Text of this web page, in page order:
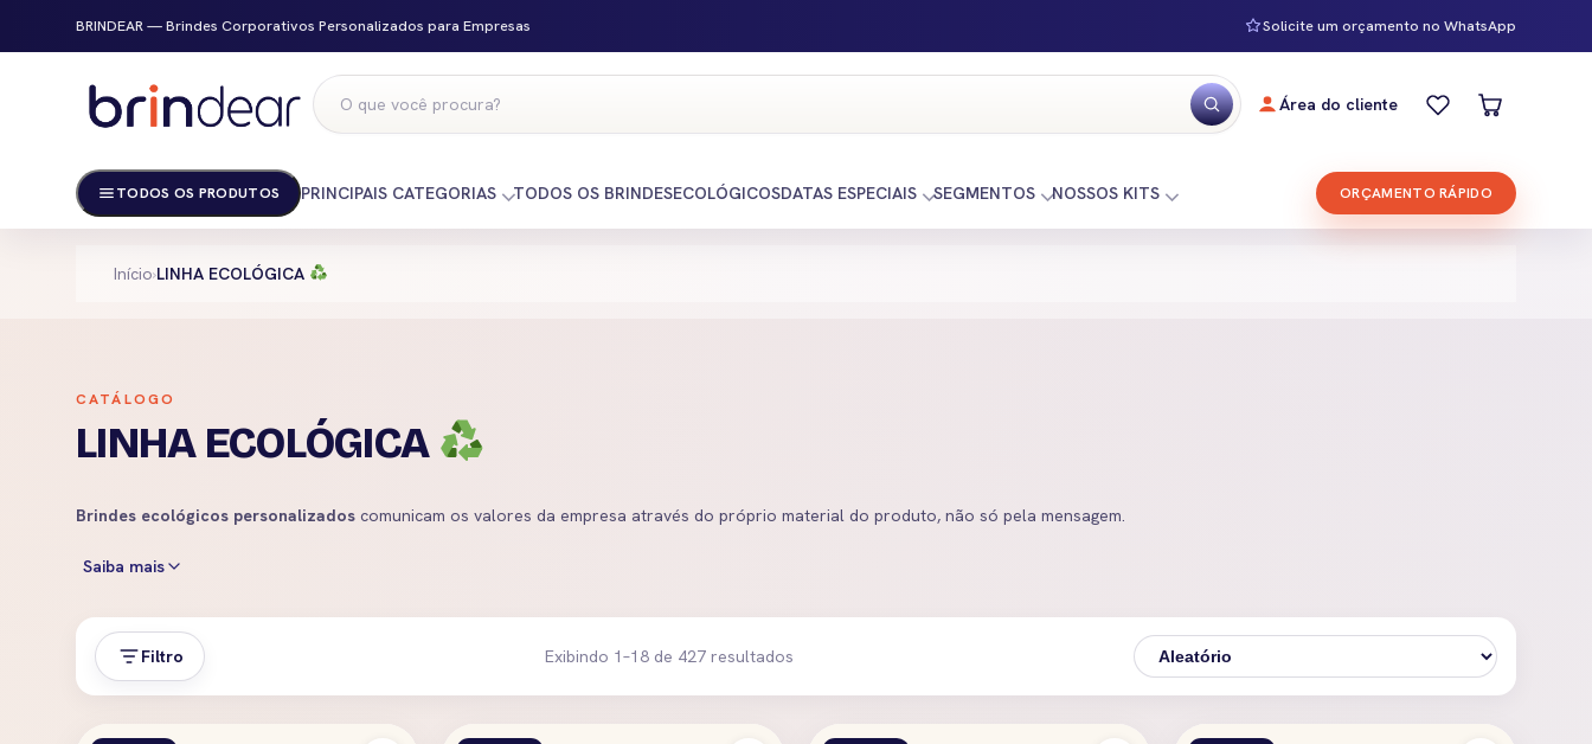
BRINDEAR — Brindes Corporativos Personalizados para Empresas Solicite um orçamento no WhatsApp
Área do cliente
TODOS OS PRODUTOS PRINCIPAIS CATEGORIAS TODOS OS BRINDESECOLÓGICOSDATAS ESPECIAIS SEGMENTOS NOSSOS KITS ORÇAMENTO RÁPIDO
Início›LINHA ECOLÓGICA
CATÁLOGO
LINHA ECOLÓGICA
Brindes ecológicos personalizados comunicam os valores da empresa através do próprio material do produto, não só pela mensagem.
Saiba mais
Filtro Exibindo 1–18 de 427 resultados